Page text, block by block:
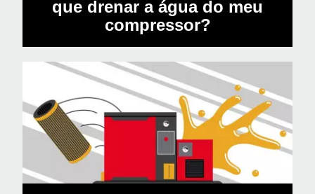
que drenar a água do meu
compressor?